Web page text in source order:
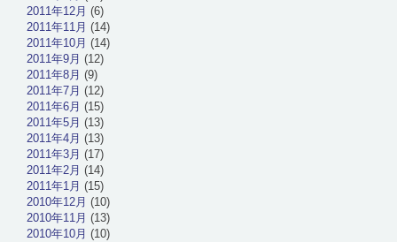
2011年12月 (6)
2011年11月 (14)
2011年10月 (14)
2011年9月 (12)
2011年8月 (9)
2011年7月 (12)
2011年6月 (15)
2011年5月 (13)
2011年4月 (13)
2011年3月 (17)
2011年2月 (14)
2011年1月 (15)
2010年12月 (10)
2010年11月 (13)
2010年10月 (10)